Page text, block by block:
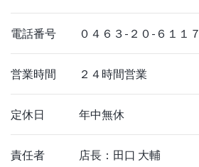
電話番号 ０４６３-２０-６１１７
営業時間 ２４時間営業
定休日 年中無休
責任者 店長：田口 大輔